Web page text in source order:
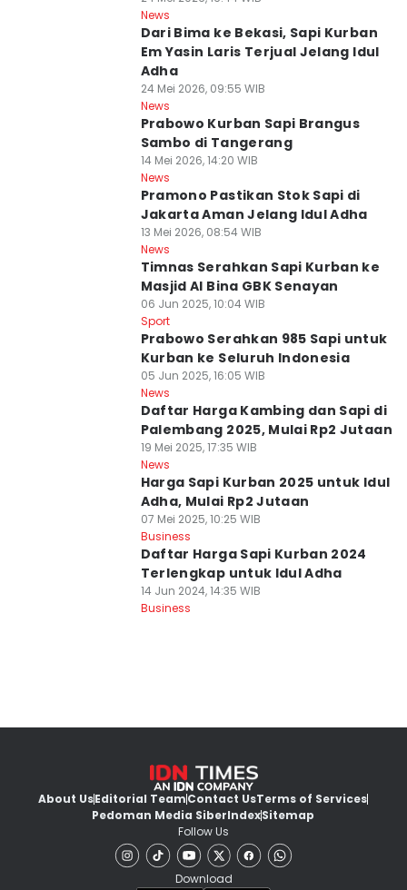
News
Dari Bima ke Bekasi, Sapi Kurban
Em Yasin Laris Terjual Jelang Idul
Adha
24 Mei 2026, 09:55 WIB
News
Prabowo Kurban Sapi Brangus
Sambo di Tangerang
14 Mei 2026, 14:20 WIB
News
Pramono Pastikan Stok Sapi di
Jakarta Aman Jelang Idul Adha
13 Mei 2026, 08:54 WIB
News
Timnas Serahkan Sapi Kurban ke
Masjid Al Bina GBK Senayan
06 Jun 2025, 10:04 WIB
Sport
Prabowo Serahkan 985 Sapi untuk
Kurban ke Seluruh Indonesia
05 Jun 2025, 16:05 WIB
News
Daftar Harga Kambing dan Sapi di
Palembang 2025, Mulai Rp2 Jutaan
19 Mei 2025, 17:35 WIB
News
Harga Sapi Kurban 2025 untuk Idul
Adha, Mulai Rp2 Jutaan
07 Mei 2025, 10:25 WIB
Business
Daftar Harga Sapi Kurban 2024
Terlengkap untuk Idul Adha
14 Jun 2024, 14:35 WIB
Business
About UsEditorial TeamContact UsTerms of Services
Pedoman Media SiberIndexSitemap
Follow Us
Download